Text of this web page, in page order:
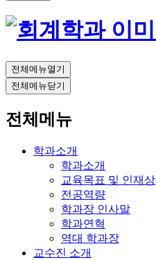
전체메뉴열기
전체메뉴닫기
전체메뉴
학과소개
학과소개
교육목표 및 인재상
전공역량
학과장 인사말
학과연혁
역대 학과장
교수진 소개